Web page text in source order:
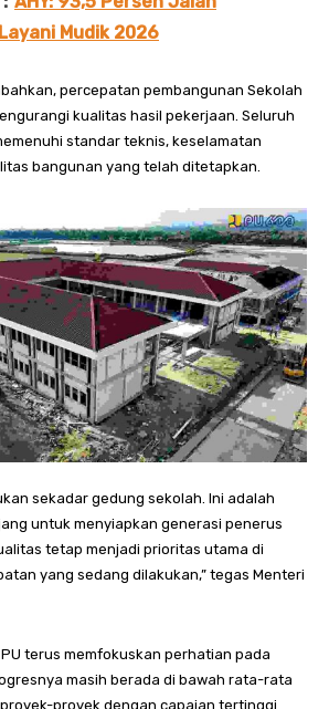
Mudik 2026
percepatan pembangunan Sekolah
kualitas hasil pekerjaan. Seluruh
standar teknis, keselamatan
bangunan yang telah ditetapkan.
sekadar gedung sekolah. Ini adalah
untuk menyiapkan generasi penerus
tetap menjadi prioritas utama di
yang sedang dilakukan,” tegas Menteri
terus memfokuskan perhatian pada
masih berada di bawah rata-rata
proyek dengan capaian tertinggi